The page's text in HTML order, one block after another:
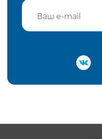
Подтвердить e-mail